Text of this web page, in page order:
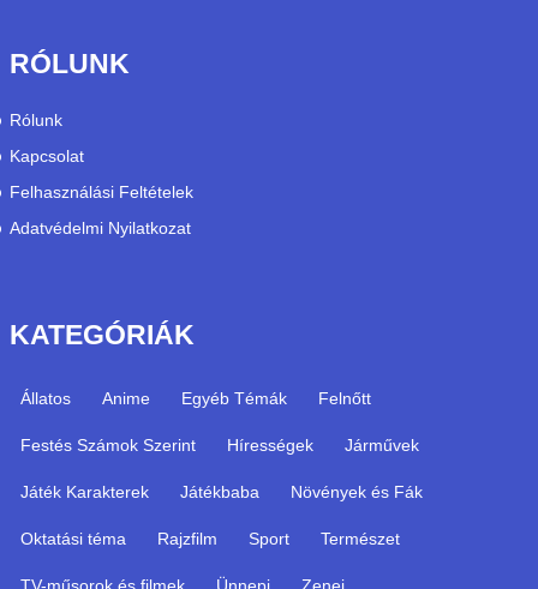
RÓLUNK
Rólunk
Kapcsolat
Felhasználási Feltételek
Adatvédelmi Nyilatkozat
KATEGÓRIÁK
Állatos Anime Egyéb Témák Felnőtt
Festés Számok Szerint Hírességek Járművek
Játék Karakterek Játékbaba Növények és Fák
Oktatási téma Rajzfilm Sport Természet